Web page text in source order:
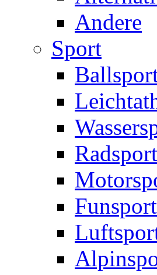
Andere
Sport
Radsport
Funsport